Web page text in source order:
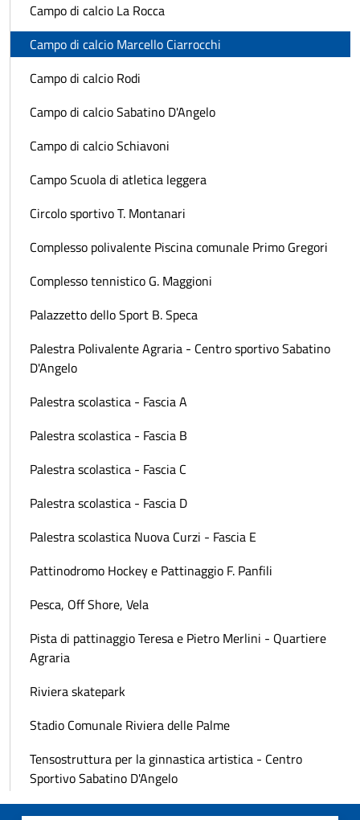
Campo di calcio La Rocca
Campo di calcio Marcello Ciarrocchi
Campo di calcio Rodi
Campo di calcio Sabatino D'Angelo
Campo di calcio Schiavoni
Campo Scuola di atletica leggera
Circolo sportivo T. Montanari
Complesso polivalente Piscina comunale Primo Gregori
Complesso tennistico G. Maggioni
Palazzetto dello Sport B. Speca
Palestra Polivalente Agraria - Centro sportivo Sabatino
D'Angelo
Palestra scolastica - Fascia A
Palestra scolastica - Fascia B
Palestra scolastica - Fascia C
Palestra scolastica - Fascia D
Palestra scolastica Nuova Curzi - Fascia E
Pattinodromo Hockey e Pattinaggio F. Panfili
Pesca, Off Shore, Vela
Pista di pattinaggio Teresa e Pietro Merlini - Quartiere
Agraria
Riviera skatepark
Stadio Comunale Riviera delle Palme
Tensostruttura per la ginnastica artistica - Centro
Sportivo Sabatino D'Angelo